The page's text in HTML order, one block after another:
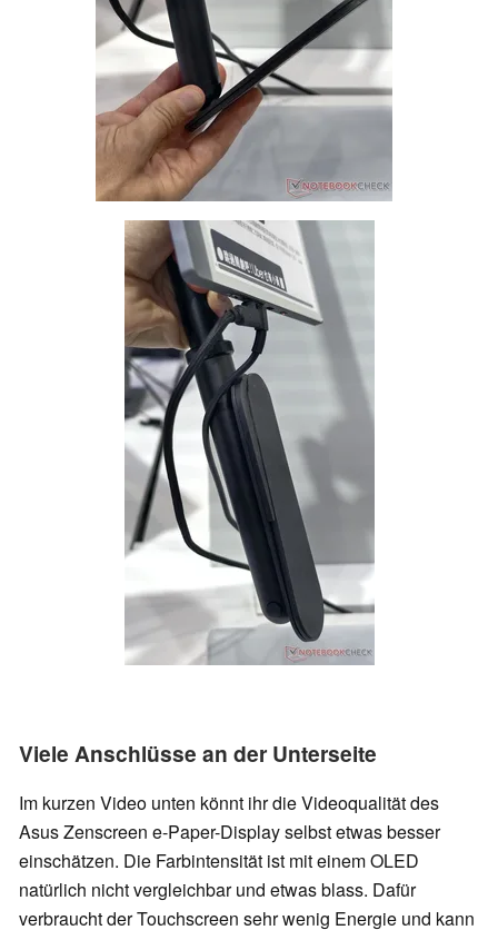
Viele Anschlüsse an der Unterseite
Im kurzen Video unten könnt ihr die Videoqualität des
Asus Zenscreen e-Paper-Display selbst etwas besser
einschätzen. Die Farbintensität ist mit einem OLED
natürlich nicht vergleichbar und etwas blass. Dafür
verbraucht der Touchscreen sehr wenig Energie und kann